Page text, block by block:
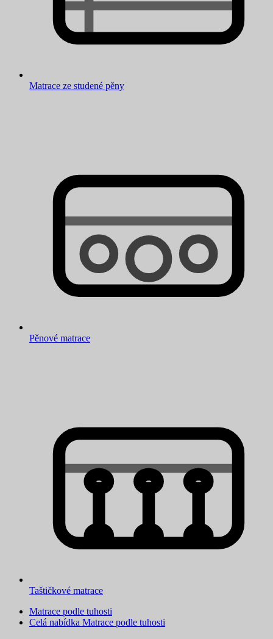
Matrace ze studené pěny
Pěnové matrace
Taštičkové matrace
Matrace podle tuhosti
Celá nabídka Matrace podle tuhosti